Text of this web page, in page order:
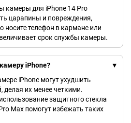
камеры для iPhone 14 Pro
царапины и повреждения,
носите телефон в кармане или
срок службы камеры.
iPhone?
iPhone могут ухудшить
делая их менее четкими.
защитного стекла
Max помогут избежать таких